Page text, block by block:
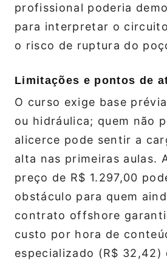
profissional poderia
para interpretar o
o risco de ruptura do
Limitações e pontos de
O curso exige base
ou hidráulica; quem não
alicerce pode sentir a
alta nas primeiras aulas.
preço de R$ 1.297,00
obstáculo para quem
contrato offshore
custo por hora de
especializado (R$ 32,42)